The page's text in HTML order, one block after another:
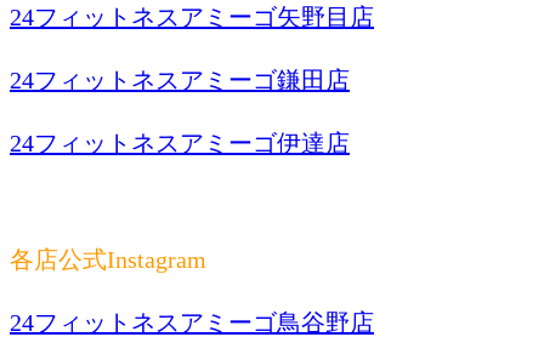
24フィットネスアミーゴ矢野目店
24フィットネスアミーゴ鎌田店
24フィットネスアミーゴ伊達店
各店公式Instagram
24フィットネスアミーゴ鳥谷野店